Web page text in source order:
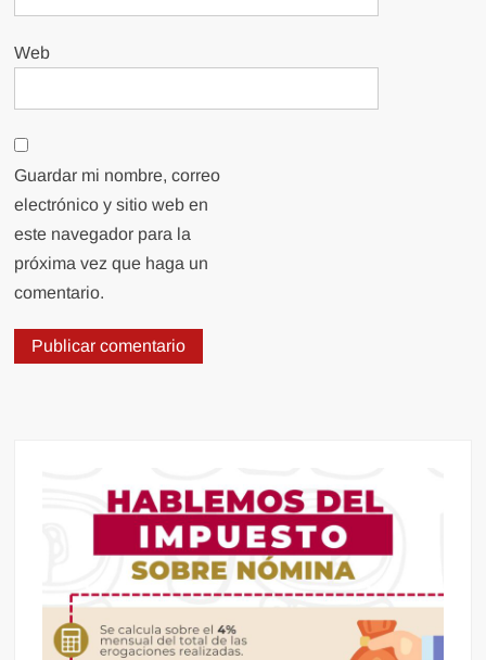
Web
Guardar mi nombre, correo
electrónico y sitio web en
este navegador para la
próxima vez que haga un
comentario.